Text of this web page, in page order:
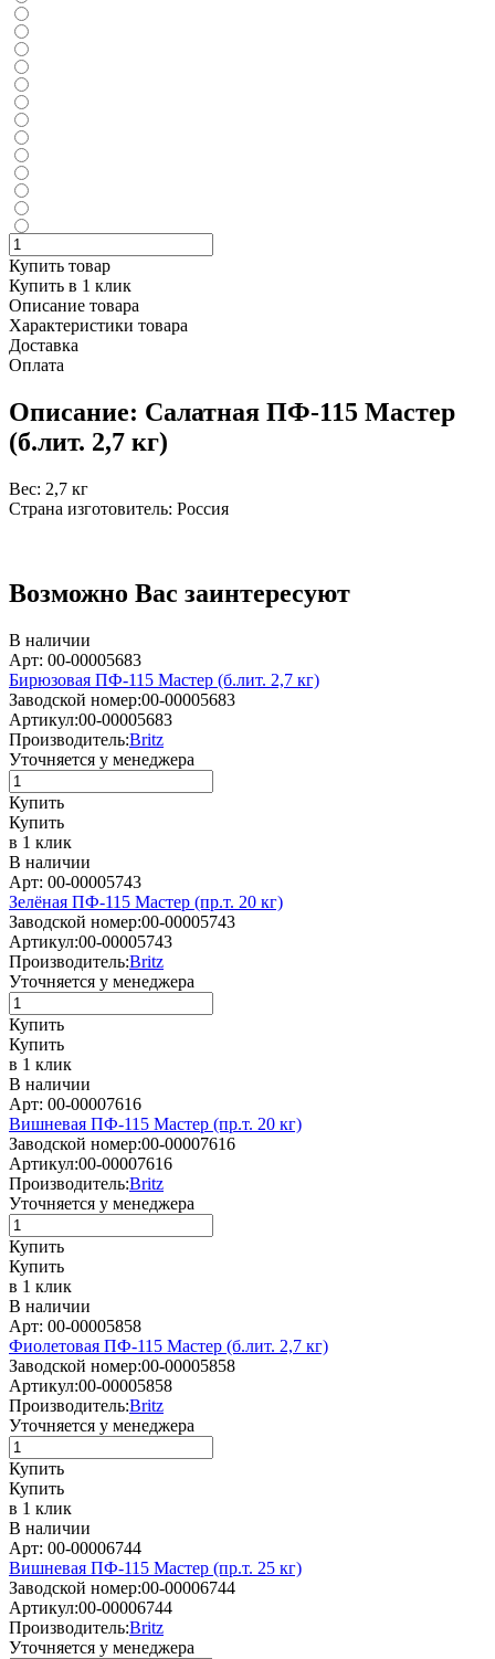
Купить товар
Купить в 1 клик
Описание товара
Характеристики товара
Доставка
Оплата
Описание: Салатная ПФ-115 Мастер
(б.лит. 2,7 кг)
Вес: 2,7 кг
Страна изготовитель: Россия
Возможно Вас заинтересуют
В наличии
Арт: 00-00005683
Бирюзовая ПФ-115 Мастер (б.лит. 2,7 кг)
Заводской номер:00-00005683
Артикул:00-00005683
Производитель:Britz
Уточняется у менеджера
Купить
Купить
в 1 клик
В наличии
Арт: 00-00005743
Зелёная ПФ-115 Мастер (пр.т. 20 кг)
Заводской номер:00-00005743
Артикул:00-00005743
Производитель:Britz
Уточняется у менеджера
Купить
Купить
в 1 клик
В наличии
Арт: 00-00007616
Вишневая ПФ-115 Мастер (пр.т. 20 кг)
Заводской номер:00-00007616
Артикул:00-00007616
Производитель:Britz
Уточняется у менеджера
Купить
Купить
в 1 клик
В наличии
Арт: 00-00005858
Фиолетовая ПФ-115 Мастер (б.лит. 2,7 кг)
Заводской номер:00-00005858
Артикул:00-00005858
Производитель:Britz
Уточняется у менеджера
Купить
Купить
в 1 клик
В наличии
Арт: 00-00006744
Вишневая ПФ-115 Мастер (пр.т. 25 кг)
Заводской номер:00-00006744
Артикул:00-00006744
Производитель:Britz
Уточняется у менеджера